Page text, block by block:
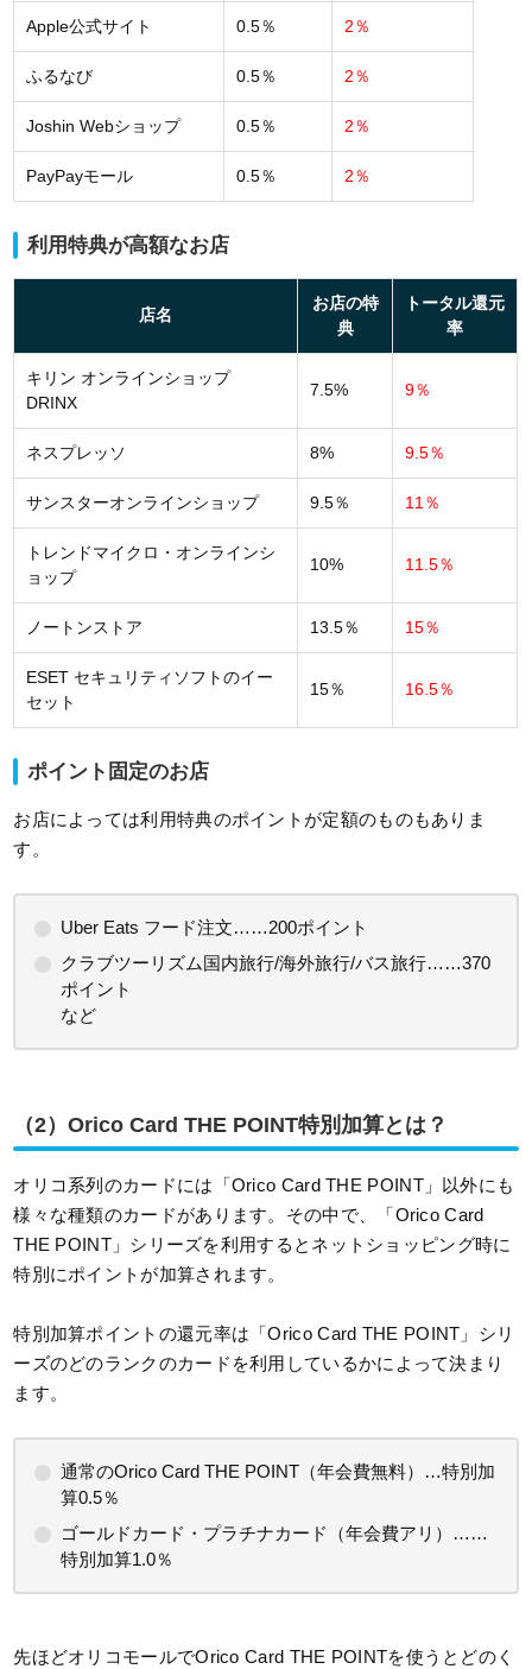
Apple公式サイト 0.5％ 2％
ふるなび 0.5％ 2％
Joshin Webショップ 0.5％ 2％
PayPayモール 0.5％ 2％
利用特典が高額なお店
店名
お店の特
典
トータル還元
率
キリン オンラインショップ
DRINX
7.5% 9％
ネスプレッソ 8% 9.5％
サンスターオンラインショップ 9.5％ 11％
トレンドマイクロ・オンラインシ
ョップ
10% 11.5％
ノートンストア 13.5％ 15％
ESET セキュリティソフトのイー
セット
15％ 16.5％
ポイント固定のお店
お店によっては利用特典のポイントが定額のものもありま
す。
Uber Eats フード注文……200ポイント
クラブツーリズム国内旅行/海外旅行/バス旅行……370
ポイント
など
（2）Orico Card THE POINT特別加算とは？
オリコ系列のカードには「Orico Card THE POINT」以外にも
様々な種類のカードがあります。その中で、「Orico Card
THE POINT」シリーズを利用するとネットショッピング時に
特別にポイントが加算されます。
特別加算ポイントの還元率は「Orico Card THE POINT」シリ
ーズのどのランクのカードを利用しているかによって決まり
ます。
通常のOrico Card THE POINT（年会費無料）…特別加
算0.5％
ゴールドカード・プラチナカード（年会費アリ）……
特別加算1.0％
先ほどオリコモールでOrico Card THE POINTを使うとどのく